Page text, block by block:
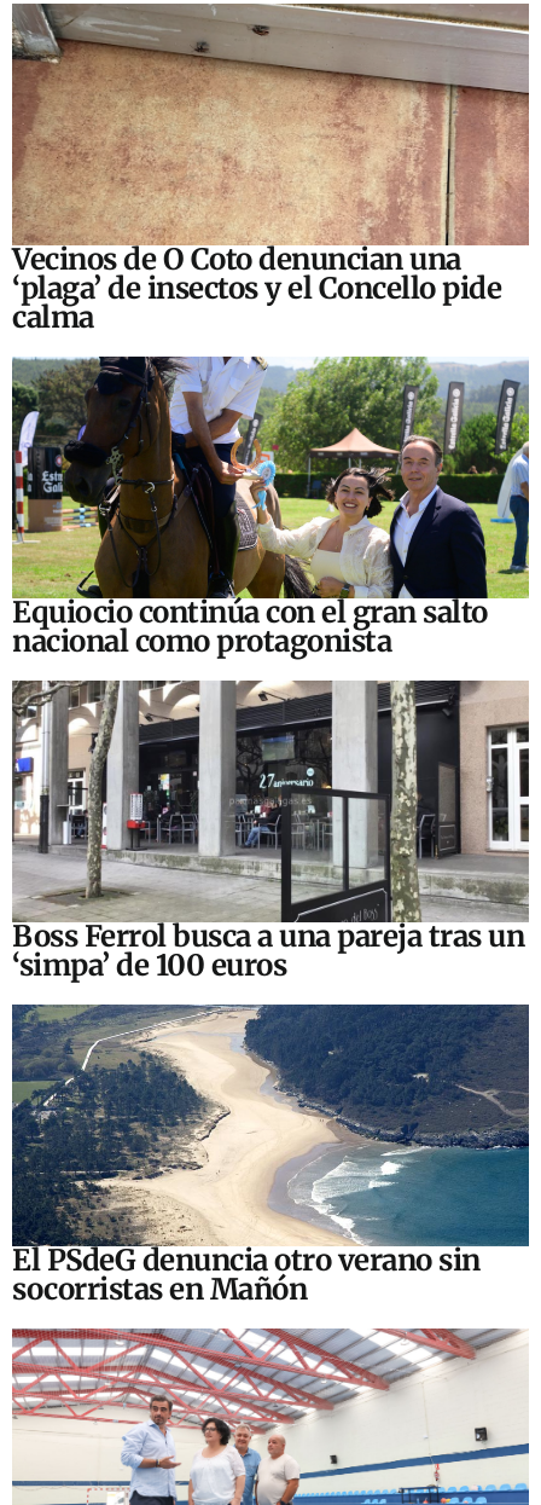
Vecinos de O Coto denuncian una
‘plaga’ de insectos y el Concello pide
calma
Equiocio continúa con el gran salto
nacional como protagonista
Boss Ferrol busca a una pareja tras un
‘simpa’ de 100 euros
El PSdeG denuncia otro verano sin
socorristas en Mañón